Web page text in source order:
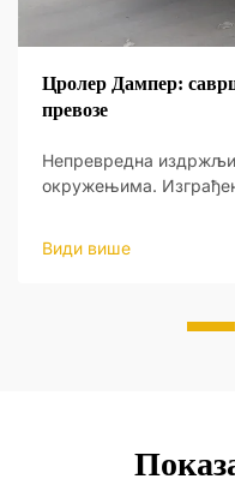
Цролер Дампер:
превозе
Непревредна
окружењима.
Види више